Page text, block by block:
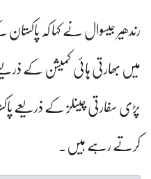
رندھیر جیسوال نے کہا کہ
میں بھارتی ہائی کمیشن کے
پڑی سفارتی چینلز کے ذریعے
کرتے رہے ہیں۔